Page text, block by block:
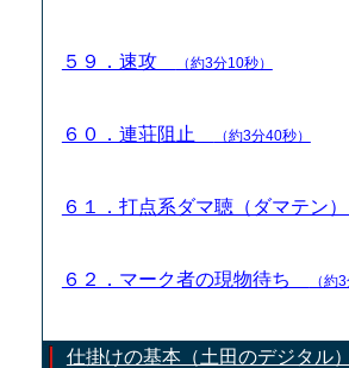
５９．速攻 （約3分10秒）
６０．連荘阻止 （約3分40秒）
６１．打点系ダマ聴（ダマテン
６２．マーク者の現物待ち （約
仕掛けの基本（土田のデジタル）